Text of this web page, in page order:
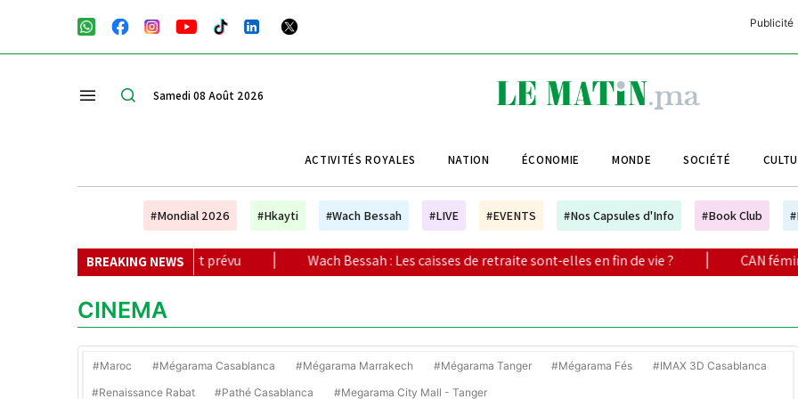
Publicité
Samedi 08 Août 2026
ACTIVITÉS ROYALES NATION ÉCONOMIE MONDE SOCIÉTÉ
#Mondial 2026 #Hkayti #Wach Bessah #LIVE #EVENTS #Nos Capsules d'Info #Book Club
BREAKING NEWS
aucun report prévu | Wach Bessah : Les caisses de retraite sont-elles en fin de vie ? | CAN féminine 2026 : à
CINEMA
#Maroc #Mégarama Casablanca #Mégarama Marrakech #Mégarama Tanger #Mégarama Fés #IMAX 3D Casablanca
#Renaissance Rabat #Pathé Casablanca #Megarama City Mall - Tanger